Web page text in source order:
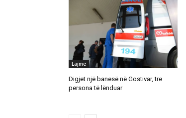
Lajme
Digjet një banesë në Gostivar, tre
persona të lënduar